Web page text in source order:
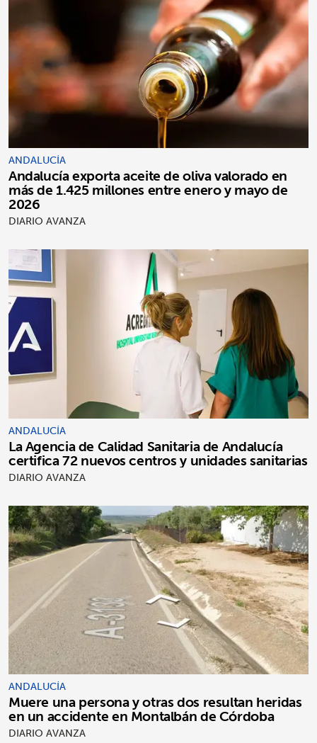
ANDALUCÍA
Andalucía exporta aceite de oliva valorado en
más de 1.425 millones entre enero y mayo de
2026
DIARIO AVANZA
ANDALUCÍA
La Agencia de Calidad Sanitaria de Andalucía
certifica 72 nuevos centros y unidades sanitarias
DIARIO AVANZA
ANDALUCÍA
Muere una persona y otras dos resultan heridas
en un accidente en Montalbán de Córdoba
DIARIO AVANZA